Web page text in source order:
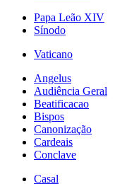
Papa Leão XIV
Sínodo
Vaticano
Angelus
Audiência Geral
Beatificacao
Bispos
Canonização
Cardeais
Conclave
Casal